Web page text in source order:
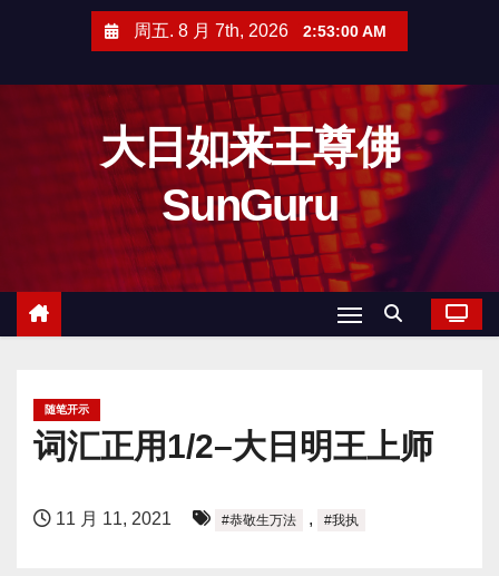
周五. 8 月 7th, 2026 2:53:00 AM
大日如来王尊佛
SunGuru
随笔开示
词汇正用1/2–大日明王上师
11 月 11, 2021 #恭敬生万法 , #我执